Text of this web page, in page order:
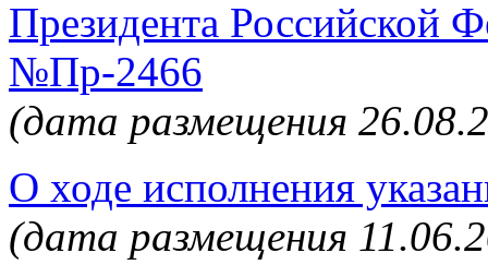
Президента Российской
№Пр-2466
(дата размещения
О ходе исполнения
(дата размещения